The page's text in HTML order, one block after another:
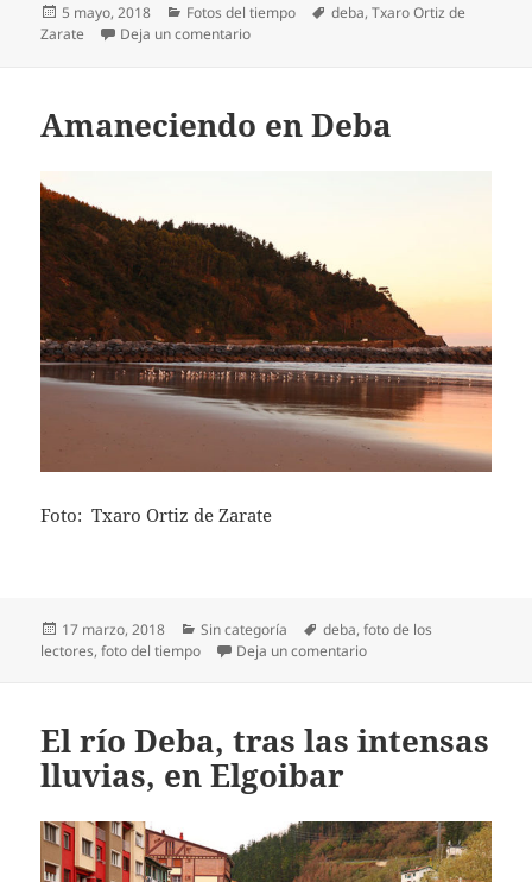
Publicado
el
5 mayo, 2018 Categorías
Fotos del tiempo Etiquetas
deba,Txaro Ortiz de
Zarate
Deja un comentarioen Cielo cubierto en Altzola, a orillas del
Amaneciendo en Deba
Foto: Txaro Ortiz de Zarate
Publicado
el
17 marzo, 2018 Categorías
Sin categoría Etiquetas
deba,foto de los
lectores,foto del tiempo Deja un comentarioen Amaneciendo en
El río Deba, tras las intensas
lluvias, en Elgoibar